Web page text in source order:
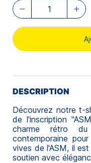
DESCRIPTION
Découvrez notre t-
de l'inscription
charme rétro
contemporaine
vives de l'ASM, il
soutien avec